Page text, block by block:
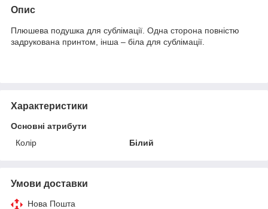
Опис
Плюшева подушка для сублімації. Одна сторона повністю
задрукована принтом, інша – біла для сублімації.
Характеристики
Основні атрибути
Колір
Білий
Умови доставки
Нова Пошта